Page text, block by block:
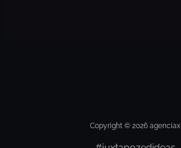
Copyright © 2026 agenciax